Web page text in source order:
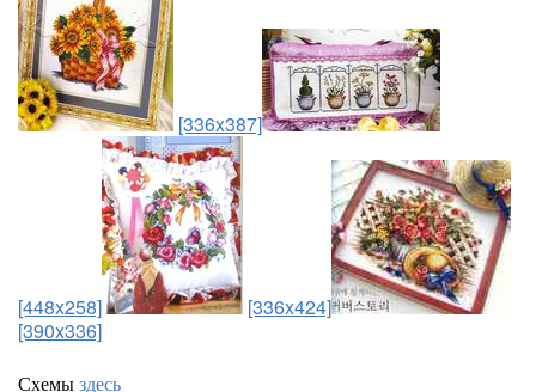
[336x387]
[448x258]
[336x424]
[390x336]
Схемыздесь